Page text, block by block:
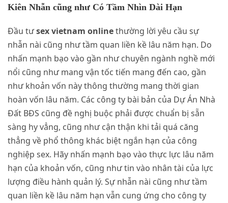
Kiên Nhẫn cũng như Có Tầm Nhìn Dài Hạn
Đầu tưsex vietnam onlinethường lời yêu cầu sự
nhẫn nài cũng như tầm quan liền kề lâu năm hạn. Do
nhấn mạnh bạo vào gần như chuyên ngành nghề mới
nổi cũng như mang vận tốc tiến mang đến cao, gần
như khoản vốn này thông thường mang thời gian
hoàn vốn lâu năm. Các công ty bài bản của Dự Án Nhà
Đất BĐS cũng đề nghị buộc phải được chuẩn bị sẵn
sàng hy vẳng, cũng như cận thận khi tải quá căng
thẳng về phổ thông khác biệt ngắn hạn của công
nghiệp sex. Hãy nhấn mạnh bạo vào thực lực lâu năm
hạn của khoản vốn, cũng như tin vào nhân tài của lực
lượng điều hành quản lý. Sự nhẫn nài cũng như tầm
quan liền kề lâu năm hạn vẫn cung ứng cho công ty